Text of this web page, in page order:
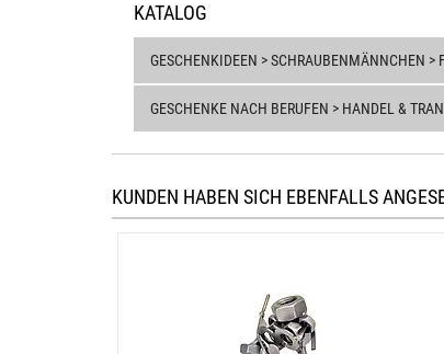
KATALOG
GESCHENKIDEEN > SCHRAUBENMÄNNCHEN >
GESCHENKE NACH BERUFEN > HANDEL &
KUNDEN HABEN SICH EBENFALLS